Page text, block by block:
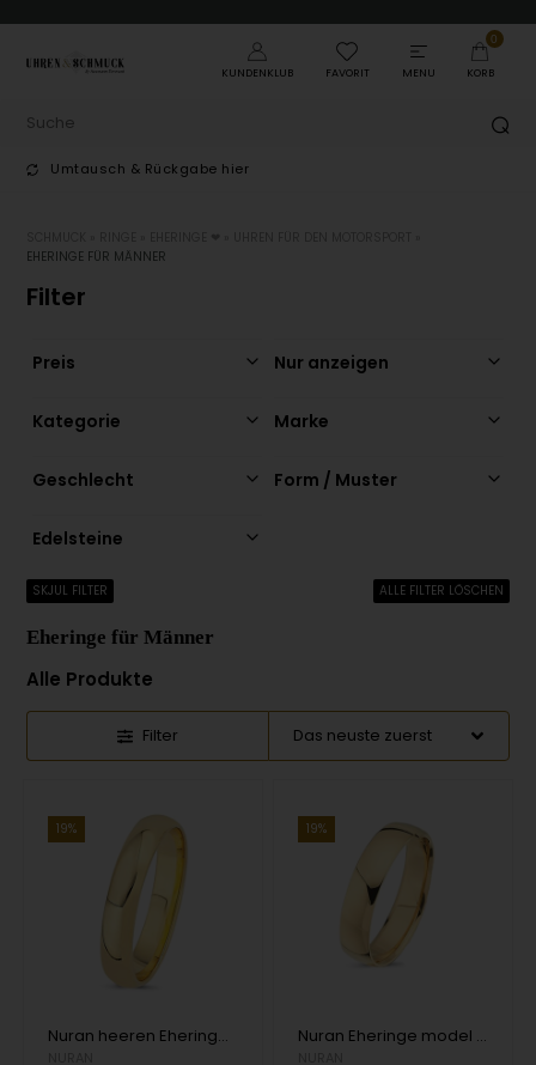
KUNDENKLUB FAVORIT MENU
0
KORB
Umtausch & Rückgabe hier
EHERINGE FÜR MÄNNER
Filter
Preis Nur anzeigen
Kategorie Marke
Geschlecht Form / Muster
Edelsteine
SKJUL FILTER ALLE FILTER LÖSCHEN
Eheringe für Männer
Alle Produkte
Filter
19%
Nuran heeren Eheringe, 8 kt gold
19%
Nuran Eheringe model A4032-14G-HERRE